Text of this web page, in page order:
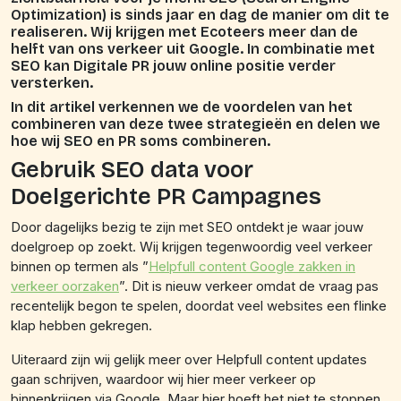
Optimization) is sinds jaar en dag de manier om dit te
realiseren. Wij krijgen met Ecoteers meer dan de
helft van ons verkeer uit Google. In combinatie met
SEO kan Digitale PR jouw online positie verder
versterken.
In dit artikel verkennen we de voordelen van het
combineren van deze twee strategieën en delen we
hoe wij SEO en PR soms combineren.
Gebruik SEO data voor
Doelgerichte PR Campagnes
Door dagelijks bezig te zijn met SEO ontdekt je waar jouw
doelgroep op zoekt. Wij krijgen tegenwoordig veel verkeer
binnen op termen als ”Helpfull content Google zakken in
verkeer oorzaken”. Dit is nieuw verkeer omdat de vraag pas
recentelijk begon te spelen, doordat veel websites een flinke
klap hebben gekregen.
Uiteraard zijn wij gelijk meer over Helpfull content updates
gaan schrijven, waardoor wij hier meer verkeer op